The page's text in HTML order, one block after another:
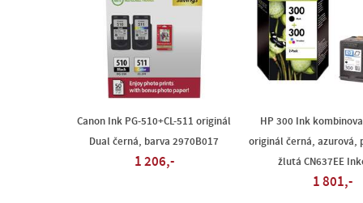
Canon Ink PG-510+CL-511 originál
Dual černá, barva 2970B017
1 206,-
HP 300 Ink
originál černá, azurová,
žlutá CN637EE
1 801,-